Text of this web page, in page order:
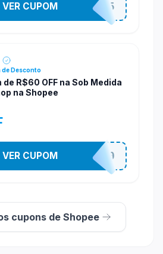
STES2525
VER CUPOM
de Desconto
de R$60 OFF na Sob Medida
na Shopee
SOBM60400
VER CUPOM
cupons de Shopee